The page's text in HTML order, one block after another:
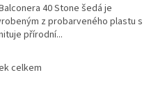
40 Stone šedá je
z probarveného plastu s
přírodní...
Ocelkem